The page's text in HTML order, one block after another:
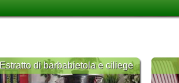
Estratto di barbabietola e ciliege